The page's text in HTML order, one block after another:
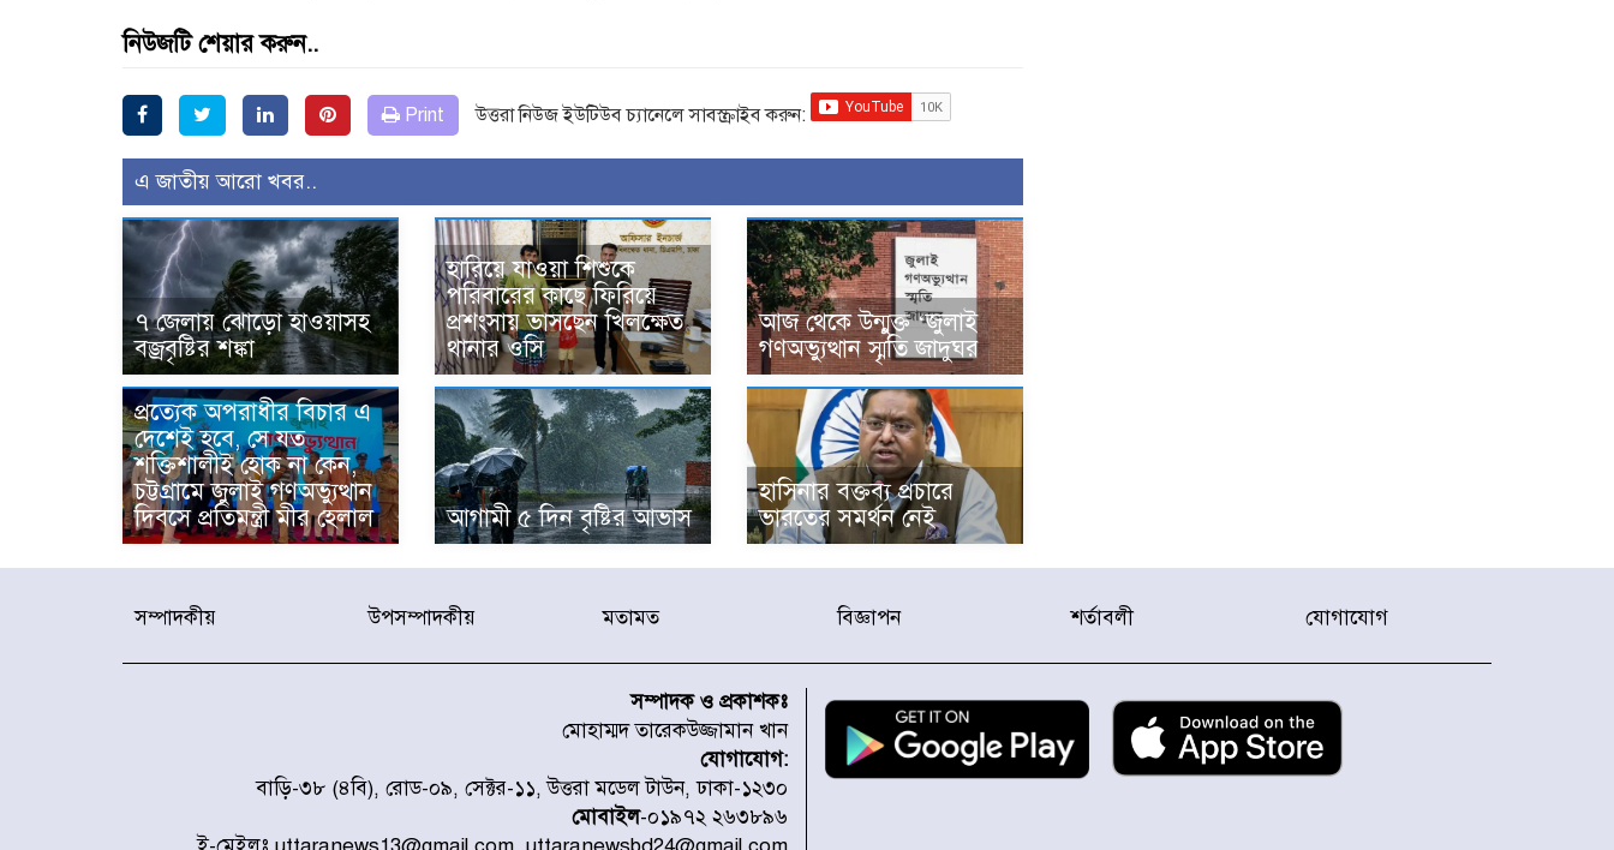
নিউজটি শেয়ার করুন..
Print উত্তরা নিউজ ইউটিউব চ্যানেলে সাবস্ক্রাইব করুন:
এ জাতীয় আরো খবর..
৭ জেলায় ঝোড়ো হাওয়াসহ
বজ্রবৃষ্টির শঙ্কা
হারিয়ে যাওয়া শিশুকে
পরিবারের কাছে ফিরিয়ে
প্রশংসায় ভাসছেন খিলক্ষেত
থানার ওসি
আজ থেকে উন্মুক্ত ‘জুলাই
গণঅভ্যুত্থান স্মৃতি জাদুঘর
প্রত্যেক অপরাধীর বিচার এ
দেশেই হবে, সে যত
শক্তিশালীই হোক না কেন,
চট্টগ্রামে জুলাই গণঅভ্যুত্থান
দিবসে প্রতিমন্ত্রী মীর হেলাল
আগামী ৫ দিন বৃষ্টির আভাস
হাসিনার বক্তব্য প্রচারে
ভারতের সমর্থন নেই
সম্পাদকীয় উপসম্পাদকীয় মতামত বিজ্ঞাপন শর্তাবলী যোগাযোগ
সম্পাদক ও প্রকাশকঃ
মোহাম্মদ তারেকউজ্জামান খান
যোগাযোগ:
বাড়ি-৩৮ (৪বি), রোড-০৯, সেক্টর-১১, উত্তরা মডেল টাউন, ঢাকা-১২৩০
মোবাইল-০১৯৭২ ২৬৩৮৯৬